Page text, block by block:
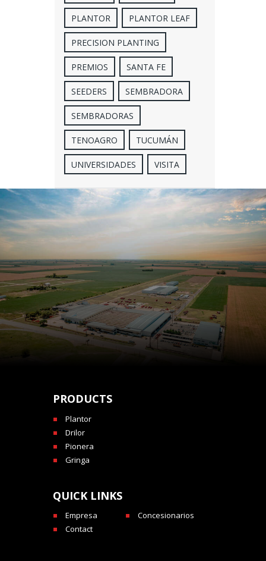
PLANTOR PLANTOR LEAF
PRECISION PLANTING
PREMIOS SANTA FE
SEEDERS SEMBRADORA
SEMBRADORAS
TENOAGRO TUCUMÁN
UNIVERSIDADES VISITA
PRODUCTS
Plantor
Drilor
Pionera
Gringa
QUICK LINKS
Empresa
Concesionarios
Contact